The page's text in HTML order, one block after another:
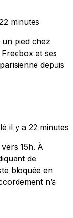
minutes
un pied chez
et ses
depuis
il y a 22 minutes
15h. À
de
bloquée en
n’a